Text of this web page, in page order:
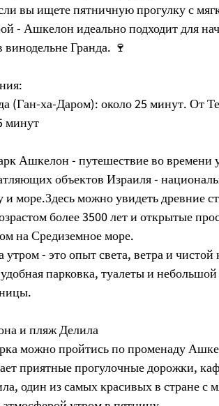
вы ищете пятничную прогулку с
- Ашкелон идеально подходит для
Гранда. 🍷
(Ган-ха-Даром): около 25 минут. От
минут
Ашкелон - путешествие во времени
объектов Израиля -
и море.Здесь можно увидеть древние
более 3500 лет и открытые
на Средиземное море.
утром - это опыт света, ветра и чистой
парковка, туалеты и
и пляж Делила
можно пройтись по променаду
приятные прогулочные дорожки,
один из самых красивых в стране с